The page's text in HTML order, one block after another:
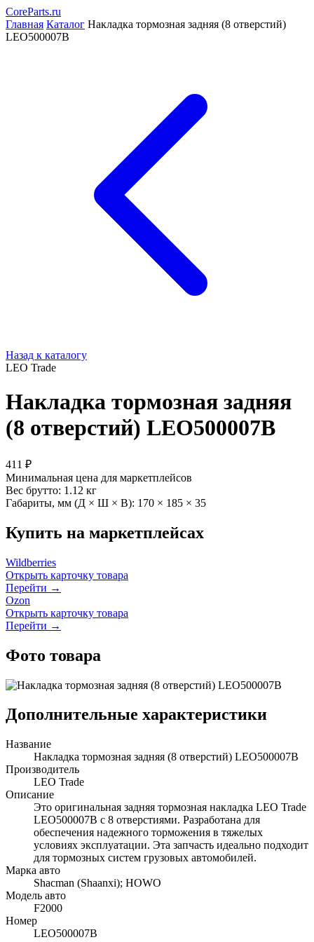
CoreParts.ru
Главная Каталог Накладка тормозная задняя (8 отверстий)
LEO500007B
Назад к каталогу
LEO Trade
Накладка тормозная задняя
(8 отверстий) LEO500007B
411 ₽
Минимальная цена для маркетплейсов
Вес брутто: 1.12 кг
Габариты, мм (Д × Ш × В): 170 × 185 × 35
Купить на маркетплейсах
Wildberries
Открыть карточку товара
Перейти →
Ozon
Открыть карточку товара
Перейти →
Фото товара
Дополнительные характеристики
Название
Накладка тормозная задняя (8 отверстий) LEO500007B
Производитель
LEO Trade
Описание
Это оригинальная задняя тормозная накладка LEO Trade
LEO500007B с 8 отверстиями. Разработана для
обеспечения надежного торможения в тяжелых
условиях эксплуатации. Эта запчасть идеально подходит
для тормозных систем грузовых автомобилей.
Марка авто
Shacman (Shaanxi); HOWO
Модель авто
F2000
Номер
LEO500007B